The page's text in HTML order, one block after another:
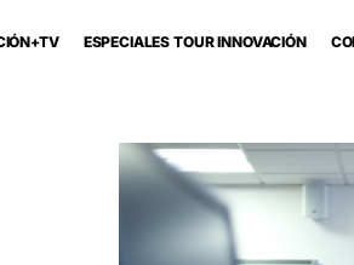
ESPECIALES TOUR INNOVACIÓN